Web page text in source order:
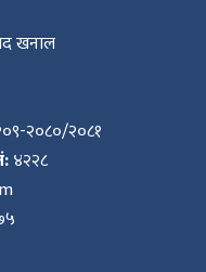
खनाल
२०८०/२०८१
४२२८